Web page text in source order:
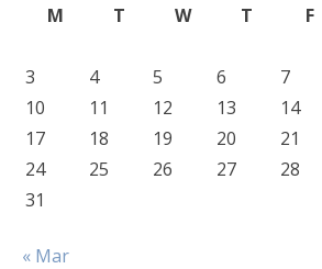
M
T W T F
3
4 5 6 7
10
11 12 13 14
17
18 19 20 21
24
25 26 27 28
31
« Mar